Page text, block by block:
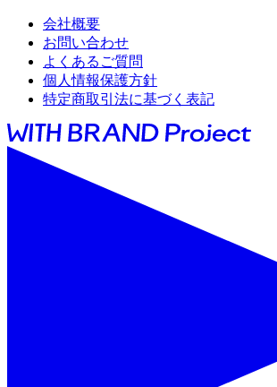
会社概要
お問い合わせ
よくあるご質問
個人情報保護方針
特定商取引法に基づく表記